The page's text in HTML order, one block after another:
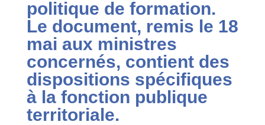
politique de formation.
Le document, remis le 18
mai aux ministres
concernés, contient des
dispositions spécifiques
à la fonction publique
territoriale.